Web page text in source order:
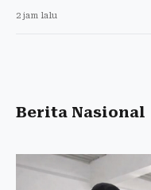
2 jam lalu
Berita Nasional